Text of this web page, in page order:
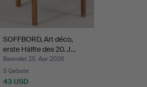
SOFFBORD, Art déco,
erste Hälfte des 20. J…
Beendet 25. Apr 2026
3 Gebote
43 USD